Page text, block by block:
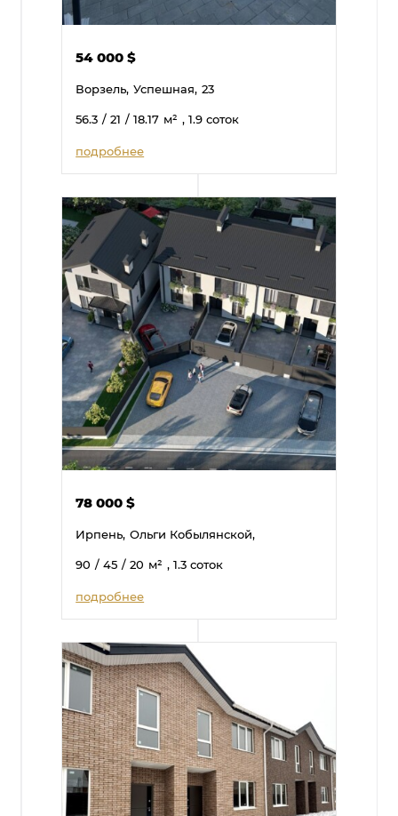
54 000$
Ворзель, Успешная, 23
56.3 / 21 / 18.17 м² , 1.9 соток
подробнее
78 000$
Ирпень, Ольги Кобылянской,
90 / 45 / 20 м² , 1.3 соток
подробнее